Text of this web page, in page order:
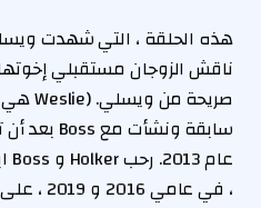
هذه الحلقة ، التي شهدت
ناقش الزوجان مستقبلي
، في عامي 2016 و 2019 ، على التوالي).